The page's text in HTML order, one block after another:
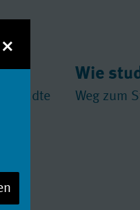
Städte
Wie
Weg zum
×